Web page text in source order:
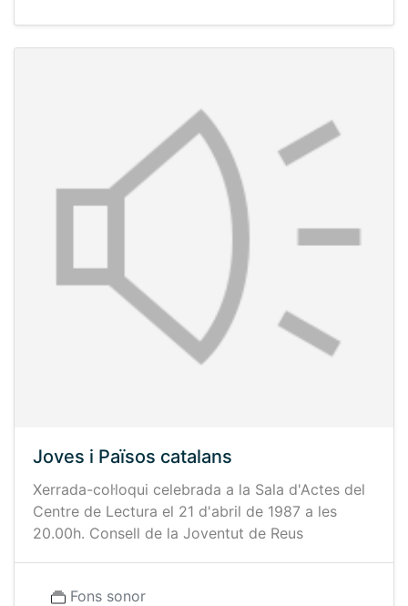
Joves i Països catalans
Xerrada-col·loqui celebrada a la Sala d'Actes del
Centre de Lectura el 21 d'abril de 1987 a les
20.00h. Consell de la Joventut de Reus
Fons sonor